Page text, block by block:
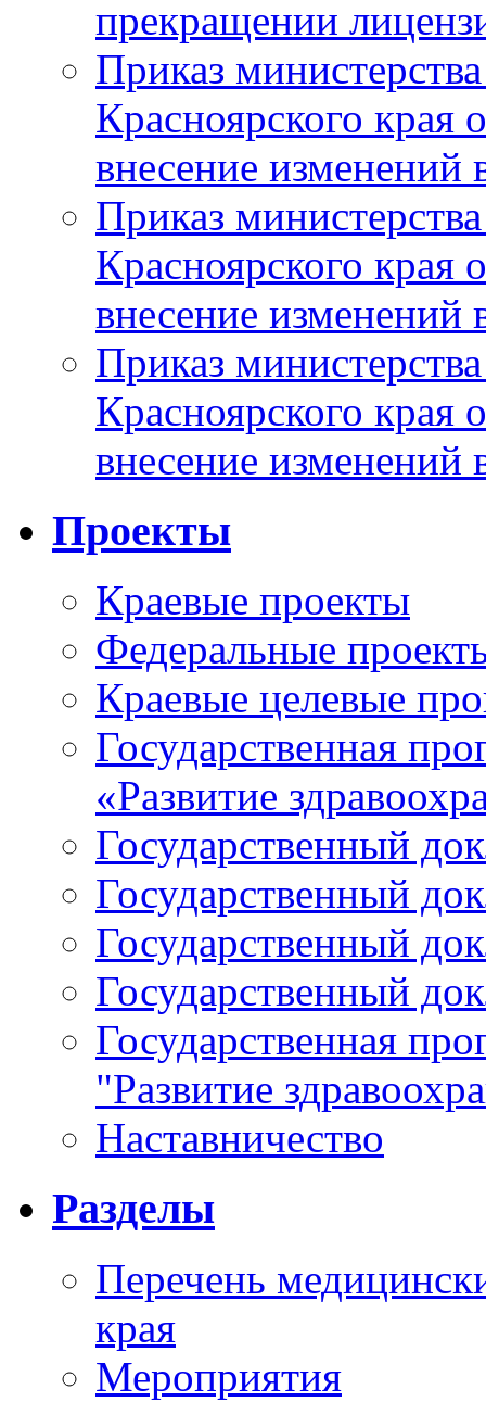
прекращении
Приказ
Красноярского
внесение изменений
Приказ
Красноярского
внесение изменений
Приказ
Красноярского
внесение изменений
Проекты
Краевые проекты
Федеральные
Краевые целевые
Государственная
«Развитие
Государственный
Государственный
Государственный
Государственный
Государственная
"Развитие
Наставничество
Разделы
Перечень
края
Мероприятия